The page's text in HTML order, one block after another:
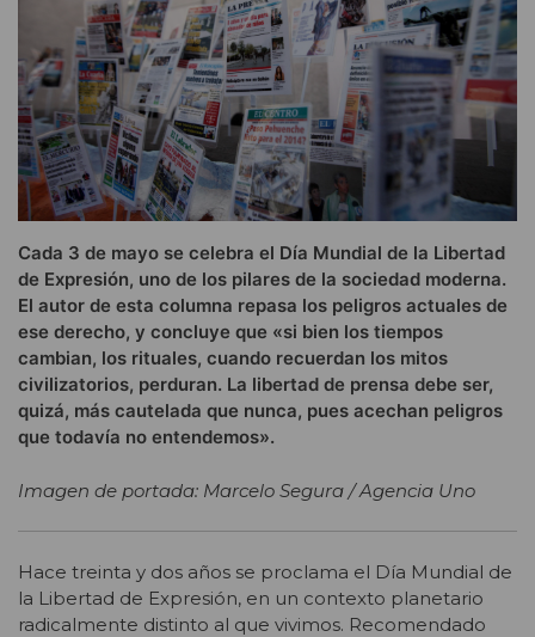
Cada 3 de mayo se celebra el Día Mundial de la Libertad
de Expresión, uno de los pilares de la sociedad moderna.
El autor de esta columna repasa los peligros actuales de
ese derecho, y concluye que «si bien los tiempos
cambian, los rituales, cuando recuerdan los mitos
civilizatorios, perduran. La libertad de prensa debe ser,
quizá, más cautelada que nunca, pues acechan peligros
que todavía no entendemos».
Imagen de portada: Marcelo Segura / Agencia Uno
Hace treinta y dos años se proclama el Día Mundial de
la Libertad de Expresión, en un contexto planetario
radicalmente distinto al que vivimos. Recomendado